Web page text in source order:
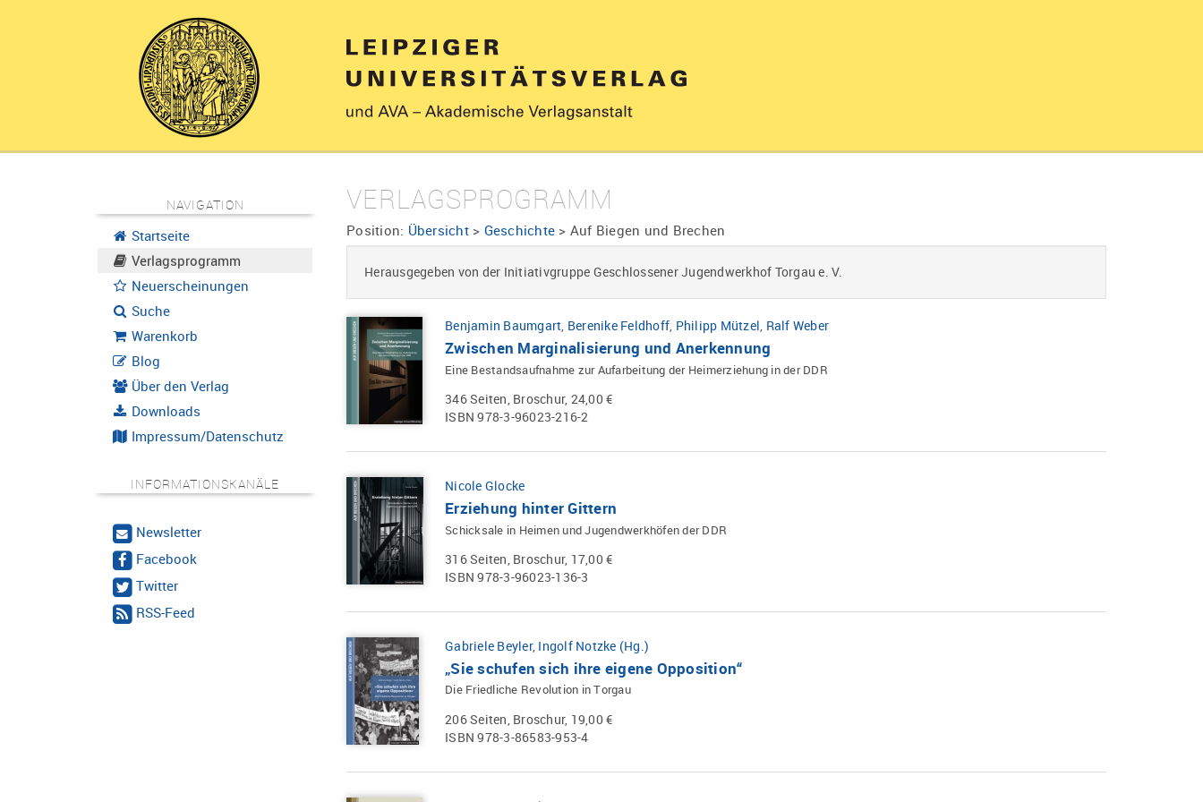
NAVIGATION
Startseite
Verlagsprogramm
Neuerscheinungen
Suche
Warenkorb
Blog
Über den Verlag
Downloads
Impressum/Datenschutz
INFORMATIONSKANÄLE
Newsletter
Facebook
Twitter
RSS-Feed
VERLAGSPROGRAMM
Position: Übersicht> Geschichte > Auf Biegen und Brechen
Herausgegeben von der Initiativgruppe Geschlossener Jugendwerkhof Torgau e. V.
Benjamin Baumgart, Berenike Feldhoff, Philipp Mützel, Ralf Weber
Zwischen Marginalisierung und Anerkennung
Eine Bestandsaufnahme zur Aufarbeitung der Heimerziehung in der DDR
346 Seiten, Broschur, 24,00 €
ISBN 978-3-96023-216-2
Nicole Glocke
Erziehung hinter Gittern
Schicksale in Heimen und Jugendwerkhöfen der DDR
316 Seiten, Broschur, 17,00 €
ISBN 978-3-96023-136-3
Gabriele Beyler, Ingolf Notzke (Hg.)
„Sie schufen sich ihre eigene Opposition“
Die Friedliche Revolution in Torgau
206 Seiten, Broschur, 19,00 €
ISBN 978-3-86583-953-4